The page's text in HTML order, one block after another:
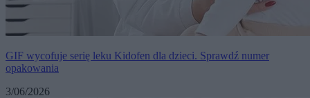
GIF wycofuje serię leku Kidofen dla dzieci. Sprawdź numer
opakowania
3/06/2026